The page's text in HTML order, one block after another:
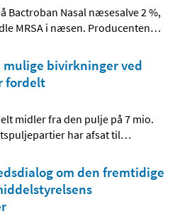
Bactroban Nasal næsesalve 2 %,
MRSA i næsen. Producenten…
bivirkninger ved
fordelt
midler fra den pulje på 7 mio.
har afsat til…
om den fremtidige